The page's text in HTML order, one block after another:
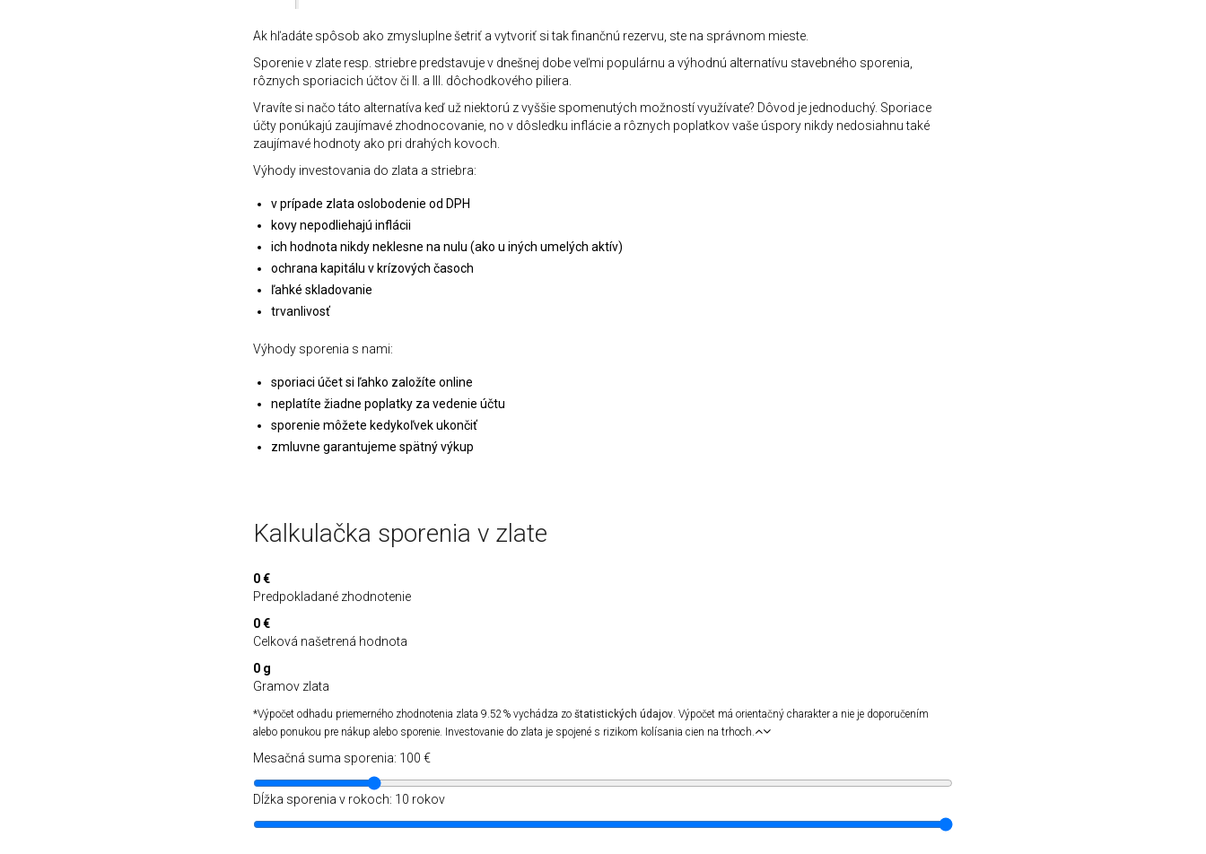
Ak hľadáte spôsob ako zmysluplne šetriť a vytvoriť si tak finančnú rezervu, ste na správnom mieste.
Sporenie v zlate resp. striebre predstavuje v dnešnej dobe veľmi populárnu a výhodnú alternatívu stavebného sporenia,
rôznych sporiacich účtov či II. a III. dôchodkového piliera.
Vravíte si načo táto alternatíva keď už niektorú z vyššie spomenutých možností využívate? Dôvod je jednoduchý. Sporiace
účty ponúkajú zaujímavé zhodnocovanie, no v dôsledku inflácie a rôznych poplatkov vaše úspory nikdy nedosiahnu také
zaujímavé hodnoty ako pri drahých kovoch.
Výhody investovania do zlata a striebra:
v prípade zlata oslobodenie od DPH
kovy nepodliehajú inflácii
ich hodnota nikdy neklesne na nulu (ako u iných umelých aktív)
ochrana kapitálu v krízových časoch
ľahké skladovanie
trvanlivosť
Výhody sporenia s nami:
sporiaci účet si ľahko založíte online
neplatíte žiadne poplatky za vedenie účtu
sporenie môžete kedykoľvek ukončiť
zmluvne garantujeme spätný výkup
Kalkulačka sporenia v zlate
0 €
Predpokladané zhodnotenie
0 €
Celková našetrená hodnota
0 g
Gramov zlata
*Výpočet odhadu priemerného zhodnotenia zlata 9.52% vychádza zo štatistických údajov. Výpočet má orientačný charakter a nie je doporučením
alebo ponukou pre nákup alebo sporenie. Investovanie do zlata je spojené s rizikom kolísania cien na trhoch.
Mesačná suma sporenia: 100 €
Dĺžka sporenia v rokoch: 10 rokov